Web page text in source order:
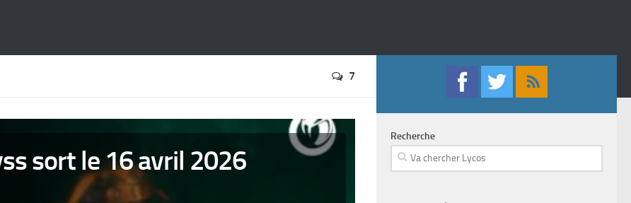
7
sort le 16 avril 2026
Recherche